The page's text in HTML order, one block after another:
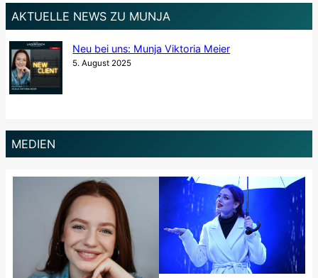
AKTUELLE NEWS ZU MUNJA
Neu bei uns: Munja Viktoria Meier
5. August 2025
MEDIEN